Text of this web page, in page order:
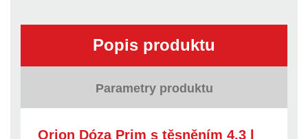
Popis produktu
Parametry produktu
Orion Dóza Prim s těsněním 4,3 l